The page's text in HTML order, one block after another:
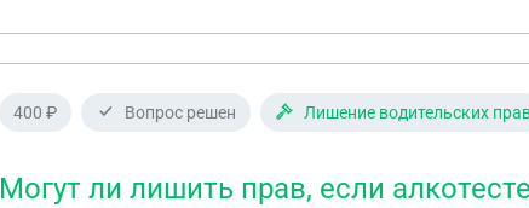
400 ₽ Вопрос решен Лишение водительских
Могут ли лишить прав, если